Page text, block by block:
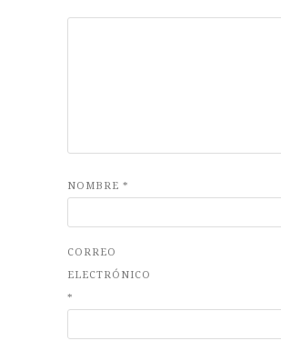
NOMBRE *
CORREO
ELECTRÓNICO
*